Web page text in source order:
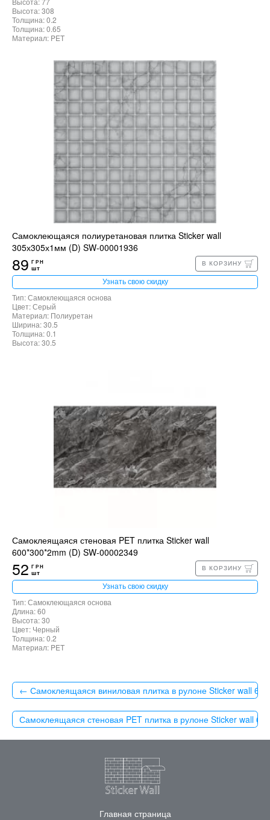
Высота: 308
Толщина: 0.2
Толщина: 0.65
Материал: PET
Самоклеющаяся полиуретановая плитка Sticker wall
305х305х1мм (D) SW-00001936
89 ГРН
шт
В КОРЗИНУ
Узнать свою скидку
Тип: Самоклеющаяся основа
Цвет: Серый
Материал: Полиуретан
Ширина: 30.5
Толщина: 0.1
Высота: 30.5
Самоклеящаяся стеновая PET плитка Sticker wall
600*300*2mm (D) SW-00002349
52 ГРН
шт
В КОРЗИНУ
Узнать свою скидку
Тип: Самоклеющаяся основа
Длина: 60
Высота: 30
Цвет: Черный
Толщина: 0.2
Материал: PET
← Самоклеящаяся виниловая плитка в рулоне Sticker wall
Самоклеящаяся стеновая PET плитка в рулоне Sticker wall
Главная страница